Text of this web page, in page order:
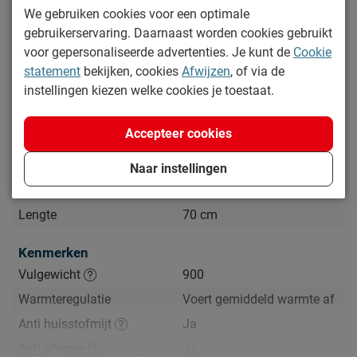
Specificaties
Productinformatie
Maxi
Breedte
60 cm
Lengte
70 cm
Kenmerken
Vulgewicht
900
Warmteregulatie
Voert gemiddeld warmte af
Anti huisstofmijt
Ja
We gebruiken cookies voor een optimale
gebruikerservaring. Daarnaast worden cookies gebruikt
voor gepersonaliseerde advertenties. Je kunt de Cookie
statement bekijken, cookies Afwijzen, of via de
instellingen kiezen welke cookies je toestaat.
Naar instellingen
Accepteer cookies